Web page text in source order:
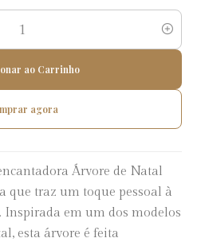
ao Carrinho
agora
Árvore de Natal
que traz um toque pessoal à
Inspirada em um dos modelos
esta árvore é feita